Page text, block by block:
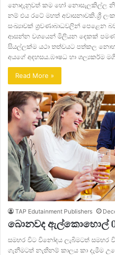
නොදැනුවත් කම හෝ නොසැලකිල්ල
නම් එය රටේ මහත් අවාසනාවකි.ශ්‍රී
සංඛ්‍යාවක් ශ්‍රවණාබාධවලින් පෙළෙන
ආසන්න වශයෙන් මිලියන දෙකක් පමණ
සියල්ලක්ම යථා තත්වයට පත්කල
අයගේ අදහසය.ඹෟෂධ හා ශල්‍යකර්ම
Read More »
TAP Edutainment Publishers
බොනවද ඇල්කොහොල්
සමහර විට විනෝදය ලැබිමටත් සමහර
ගැනීමටත් නැතිනම් කාලය කා දැමීම